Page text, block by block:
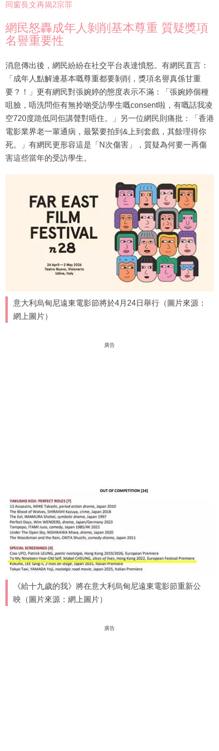
同窗長文再揭2宗罪
網民怒轟成年人剝削基本尊重 質疑獎項
名譽重要性
消息傳出後，網民紛紛在社交平台表達憤怒。有網民直言：
「成年人點解連基本嘅尊重都要剝削，獎項名譽真係甘重
要？！」更有網民對張婉婷的態度表示不滿：「張婉婷個種
咀臉，唔洗問佢有無拎啲受訪學生嘅consent啦，有嘅話我凌
空720度跪低同佢講聲對唔住。」另一位網民則痛批：「香港
電影業界老一輩通病，最緊要拍到&上到套戲，其餘理得你
死。」有網民更形容這是「N次傷害」，質疑為何要一再傷
害這些當年的受訪學生。
意大利烏甸尼遠東電影節將於4月24日舉行（圖片來源：
網上圖片）
廣告
《給十九歲的我》將在意大利烏甸尼遠東電影節重新公
映（圖片來源：網上圖片）
廣告